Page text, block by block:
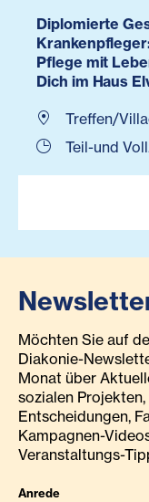
Diplomierte
Pflege mit
Dich im Haus
Treffen/
Teil-und
Möchten Sie auf
Diakonie-
Monat über
sozialen
Entscheidungen,
Kampagnen-
Veranstaltungs-
Anrede